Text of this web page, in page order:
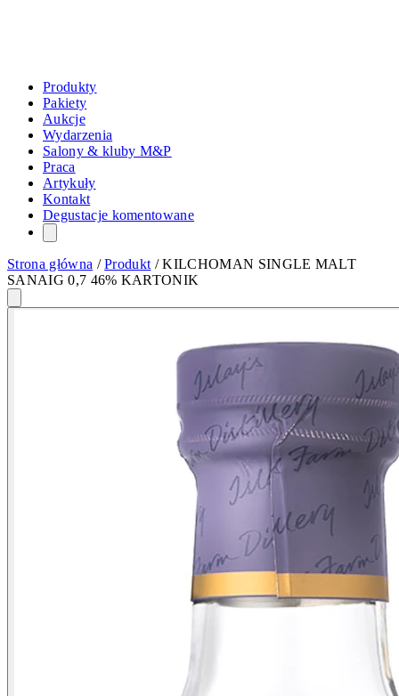
Produkty
Pakiety
Aukcje
Wydarzenia
Salony & kluby M&P
Praca
Artykuły
Kontakt
Degustacje komentowane
Strona główna /Produkt /KILCHOMAN SINGLE MALT
SANAIG 0,7 46% KARTONIK